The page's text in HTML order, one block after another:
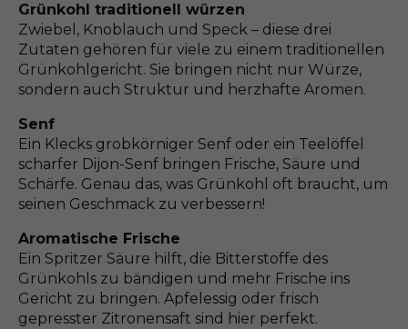
Grünkohl traditionell würzen
Zwiebel, Knoblauch und Speck – diese drei
Zutaten gehören für viele zu einem traditionellen
Grünkohlgericht. Sie bringen nicht nur Würze,
sondern auch Struktur und herzhafte Aromen.
Senf
Ein Klecks grobkörniger Senf oder ein Teelöffel
scharfer Dijon-Senf bringen Frische, Säure und
Schärfe. Genau das, was Grünkohl oft braucht, um
seinen Geschmack zu verbessern!
Aromatische Frische
Ein Spritzer Säure hilft, die Bitterstoffe des
Grünkohls zu bändigen und mehr Frische ins
Gericht zu bringen. Apfelessig oder frisch
gepresster Zitronensaft sind hier perfekt.